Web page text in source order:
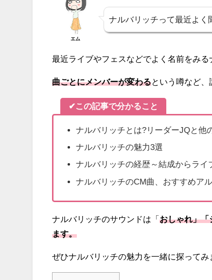
エム
ナルバリッチって最近よく
最近ライブやフェスなどでよく名前をみる
曲ごとにメンバーが変わるという噂など、
✔この記事で分かること
ナルバリッチとは?リーダーJQと他
ナルバリッチの魅力3選
ナルバリッチの経歴～結成からラ
ナルバリッチのCM曲、おすすめア
ナルバリッチのサウンドは「おしゃれ」「
ます。
ぜひナルバリッチの魅力を一緒に探ってみ